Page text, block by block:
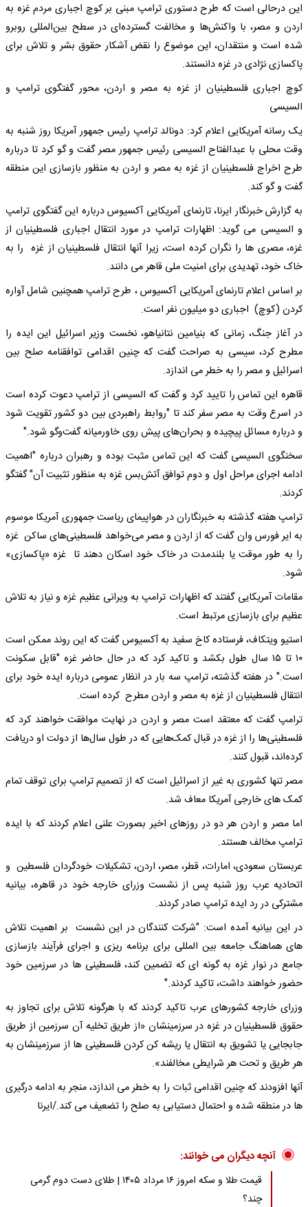
این درحالی است که طرح دستوری ترامپ مبنی بر کوچ اجباری مردم غزه به
اردن و مصر، با واکنش‌ها و مخالفت گسترده‌ای در سطح بین‌المللی روبرو
شده است و منتقدان، این موضوع را نقض آشکار حقوق بشر و تلاش برای
پاکسازی نژادی در غزه دانستند.
کوچ اجباری فلسطینیان از غزه به مصر و اردن، محور گفتگوی ترامپ و
السیسی
یک رسانه آمریکایی اعلام کرد: دونالد ترامپ رئیس جمهور آمریکا روز شنبه به
وقت محلی با عبدالفتاح السیسی رئیس جمهور مصر گفت و گو کرد تا درباره
طرح اخراج فلسطینیان از غزه به مصر و اردن به منظور بازسازی این منطقه
گفت و گو کند.
به گزارش خبرنگار ایرنا، تارنمای آمریکایی آکسیوس درباره این گفتگوی ترامپ
و السیسی می گوید: اظهارات ترامپ در مورد انتقال اجباری فلسطینیان از
غزه، مصری ها را نگران کرده است، زیرا آنها انتقال فلسطینیان از غزه را به
خاک خود، تهدیدی برای امنیت ملی قاهر می دانند.
بر اساس اعلام تارنمای آمریکایی آکسیوس ، طرح ترامپ همچنین شامل آواره
کردن (کوچ) اجباری دو میلیون نفر است.
در آغاز جنگ، زمانی که بنیامین نتانیاهو، نخست وزیر اسرائیل این ایده را
مطرح کرد، سیسی به صراحت گفت که چنین اقدامی توافقنامه صلح بین
اسرائیل و مصر را به خطر می اندازد.
قاهره این تماس را تایید کرد و گفت که السیسی از ترامپ دعوت کرده است
در اسرع وقت به مصر سفر کند تا "روابط راهبردی بین دو کشور تقویت شود
و درباره مسائل پیچیده و بحران‌های پیش روی خاورمیانه گفت‌وگو شود."
سخنگوی السیسی گفت که این تماس مثبت بوده و رهبران درباره "اهمیت
ادامه اجرای مراحل اول و دوم توافق آتش‌بس غزه به منظور تثبیت آن" گفتگو
کردند.
ترامپ هفته گذشته به خبرنگاران در هواپیمای ریاست جمهوری آمریکا موسوم
به ایر فورس وان گفت که از اردن و مصر می‌خواهد فلسطینی‌های ساکن غزه
را به طور موقت یا بلندمدت در خاک خود اسکان دهند تا غزه «پاکسازی»
شود.
مقامات آمریکایی گفتند که اظهارات ترامپ به ویرانی عظیم غزه و نیاز به تلاش
عظیم برای بازسازی مرتبط است.
استیو ویتکاف، فرستاده کاخ سفید به آکسیوس گفت که این روند ممکن است
۱۰ تا ۱۵ سال طول بکشد و تاکید کرد که در حال حاضر غزه "قابل سکونت
است." در هفته گذشته، ترامپ سه بار در انظار عمومی درباره ایده خود برای
انتقال فلسطینیان از غزه به مصر و اردن مطرح کرده است.
ترامپ گفت که معتقد است مصر و اردن در نهایت موافقت خواهند کرد که
فلسطینی‌ها را از غزه در قبال کمک‌هایی که در طول سال‌ها از دولت او دریافت
کرده‌اند، قبول کنند.
مصر تنها کشوری به غیر از اسرائیل است که از تصمیم ترامپ برای توقف تمام
کمک های خارجی آمریکا معاف شد.
اما مصر و اردن هر دو در روزهای اخیر بصورت علنی اعلام کردند که با ایده
ترامپ مخالف هستند.
عربستان سعودی، امارات، قطر، مصر، اردن، تشکیلات خودگردان فلسطین و
اتحادیه عرب روز شنبه پس از نشست وزرای خارجه خود در قاهره، بیانیه
مشترکی در رد ایده ترامپ صادر کردند.
در این بیانیه آمده است: "شرکت کنندگان در این نشست بر اهمیت تلاش
های هماهنگ جامعه بین المللی برای برنامه ریزی و اجرای فرآیند بازسازی
جامع در نوار غزه به گونه ای که تضمین کند، فلسطینی ها در سرزمین خود
حضور خواهند داشت، تاکید کردند."
وزرای خارجه کشورهای عرب تاکید کردند که با هرگونه تلاش برای تجاوز به
حقوق فلسطینیان در غزه در سرزمینشان «از طریق تخلیه آن سرزمین از طریق
جابجایی یا تشویق به انتقال یا ریشه کن کردن فلسطینی ها از سرزمینشان به
هر طریق و تحت هر شرایطی مخالفند».
آنها افزودند که چنین اقدامی ثبات را به خطر می اندازد، منجر به ادامه درگیری
ها در منطقه شده و احتمال دستیابی به صلح را تضعیف می کند./ایرنا
آنچه دیگران می خوانند:
قیمت طلا و سکه امروز ۱۶ مرداد ۱۴۰۵ | طلای دست دوم گرمی
چند؟